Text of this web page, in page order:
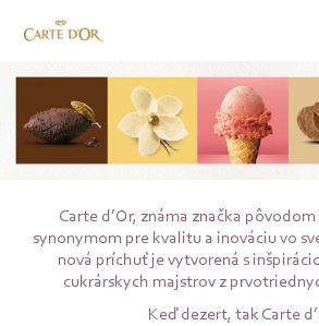
Carte d’Or, známa značka pôvodom
synonymom pre kvalitu a inováciu vo
nová príchuť je vytvorená s
cukrárskych majstrov z
Keď dezert, tak Carte